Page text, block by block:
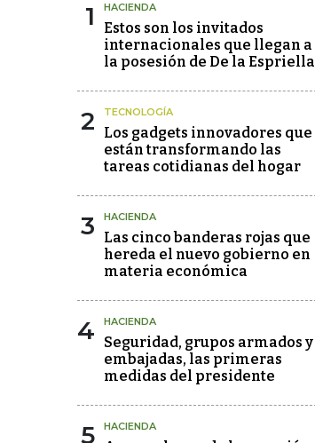
1 HACIENDA
Estos son los invitados
internacionales que llegan a
la posesión de De la Espriella
2 TECNOLOGÍA
Los gadgets innovadores que
están transformando las
tareas cotidianas del hogar
3 HACIENDA
Las cinco banderas rojas que
hereda el nuevo gobierno en
materia económica
4 HACIENDA
Seguridad, grupos armados y
embajadas, las primeras
medidas del presidente
5 HACIENDA